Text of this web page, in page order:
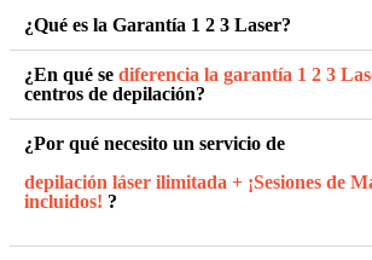
¿Qué es la Garantía 1 2 3 Laser?
¿En qué se diferencia la garantía 1 2 3
centros de depilación?
¿Por qué necesito un servicio de
depilación láser ilimitada + ¡Sesiones de
incluidos! ?